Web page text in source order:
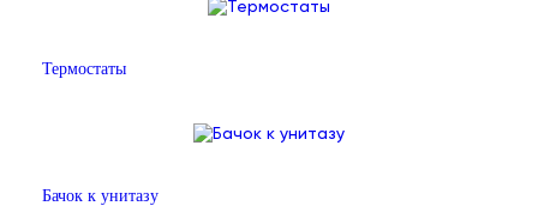
Термостаты
Бачок к унитазу